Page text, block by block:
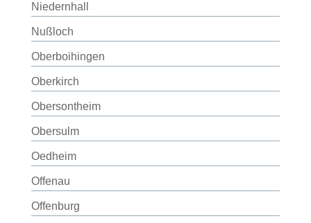
Niedernhall
Nußloch
Oberboihingen
Oberkirch
Obersontheim
Obersulm
Oedheim
Offenau
Offenburg